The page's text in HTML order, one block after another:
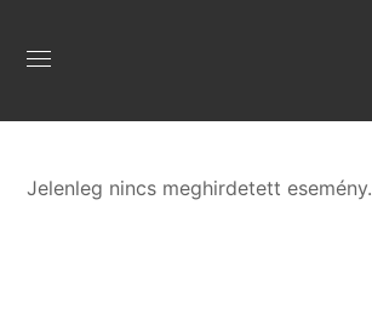
Jelenleg nincs meghirdetett esemény.